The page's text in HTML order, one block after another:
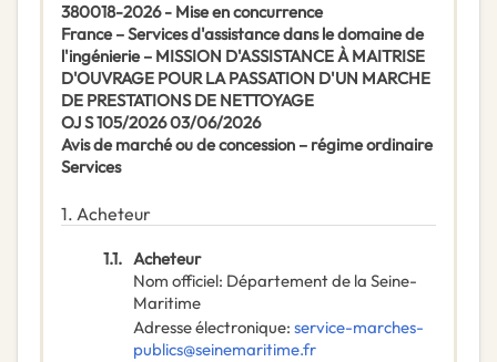
380018-2026 - Mise en concurrence
France – Services d'assistance dans le domaine de
l'ingénierie – MISSION D'ASSISTANCE À MAITRISE
D'OUVRAGE POUR LA PASSATION D'UN MARCHE
DE PRESTATIONS DE NETTOYAGE
OJ S 105/2026 03/06/2026
Avis de marché ou de concession – régime ordinaire
Services
1. Acheteur
1.1. Acheteur
Nom officiel: Département de la Seine-
Maritime
Adresse électronique: service-marches-
publics@seinemaritime.fr